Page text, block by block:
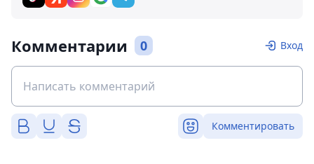
Комментарии 0 Вход
Комментировать